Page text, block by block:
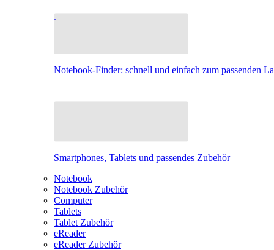
Notebook-Finder: schnell und einfach zum passenden
Smartphones, Tablets und passendes Zubehör
Notebook
Notebook Zubehör
Computer
Tablets
Tablet Zubehör
eReader
eReader Zubehör